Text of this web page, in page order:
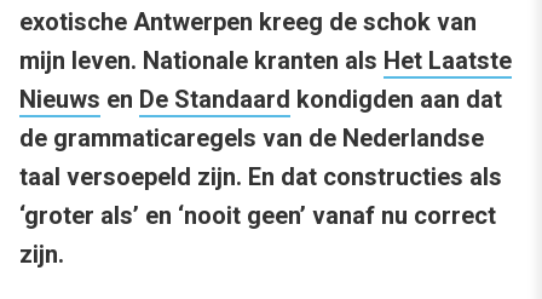
exotische Antwerpen kreeg de schok van
mijn leven. Nationale kranten als Het Laatste
Nieuws en De Standaard kondigden aan dat
de grammaticaregels van de Nederlandse
taal versoepeld zijn. En dat constructies als
‘groter als’ en ‘nooit geen’ vanaf nu correct
zijn.